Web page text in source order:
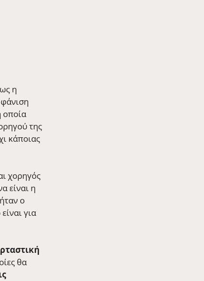
η
οποία
της
κάποιας
χορηγός
είναι η
ο
για
θα